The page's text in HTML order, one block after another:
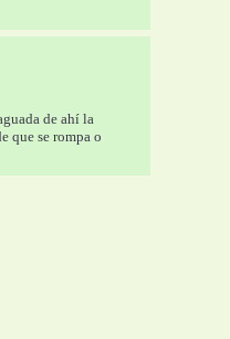
de ahí la
que se rompa o